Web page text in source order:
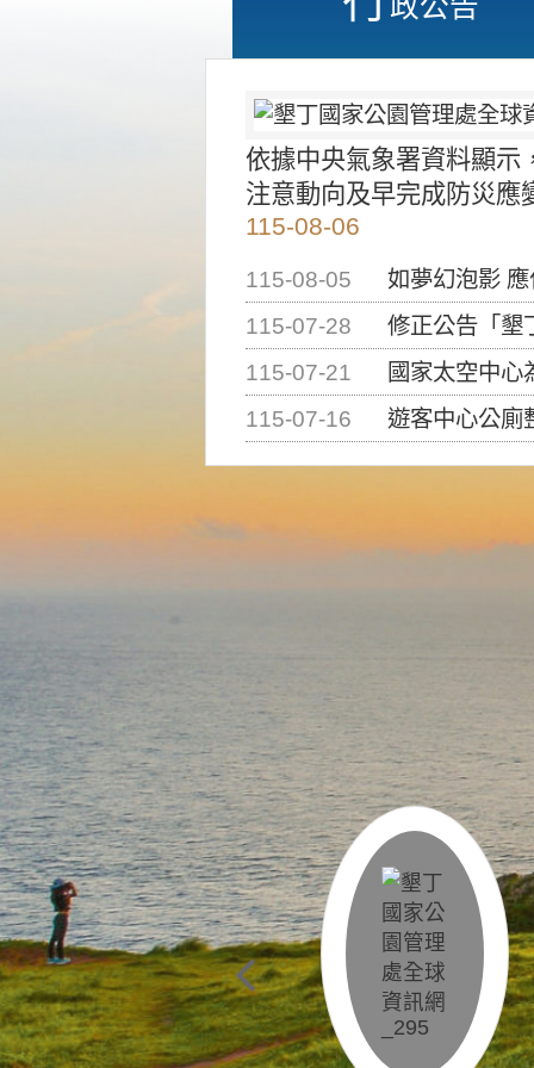
依據中央氣象署資料顯示
注意動向及早完成防災應
115-08-06
115-08-05
如夢幻泡影
115-07-28
修正公告「墾丁國家公
115-07-21
國家太空中心為辦理
115-07-16
遊客中心公廁